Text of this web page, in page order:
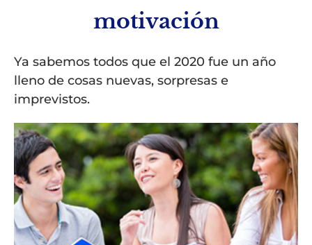
motivación
Ya sabemos todos que el 2020 fue un año
lleno de cosas nuevas, sorpresas e
imprevistos.